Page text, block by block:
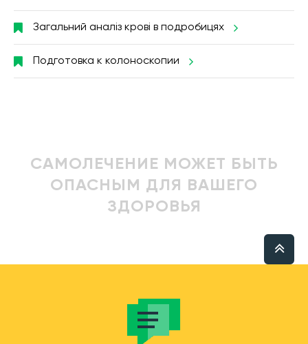
Загальний аналіз крові в подробицях
Подготовка к колоноскопии
САМОЛЕЧЕНИЕ МОЖЕТ БЫТЬ
ОПАСНЫМ ДЛЯ ВАШЕГО
ЗДОРОВЬЯ